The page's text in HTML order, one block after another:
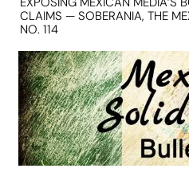
CLAIMS — SOBERANIA, THE
NO. 114